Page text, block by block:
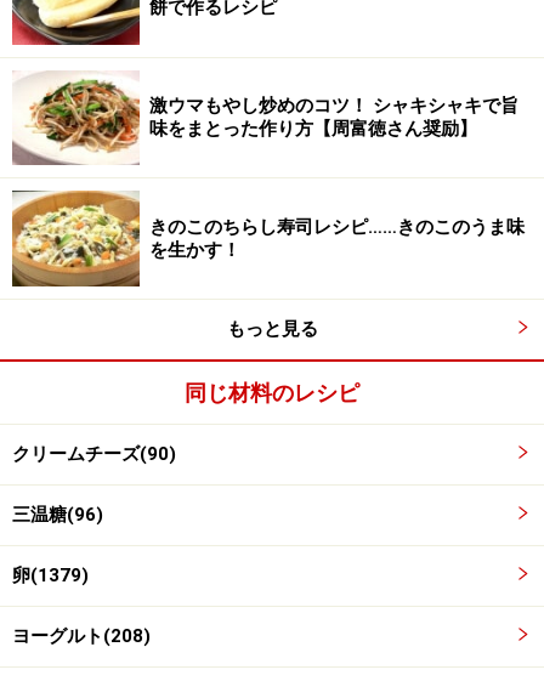
スイッチが切れたら内釜を取り出して、そのまま粗熱を
取る。
餅で作るレシピ
激ウマもやし炒めのコツ！ シャキシャキで旨
味をまとった作り方【周富徳さん奨励】
きのこのちらし寿司レシピ……きのこのうま味
を生かす！
もっと見る
同じ材料のレシピ
クリームチーズ(90)
三温糖(96)
卵(1379)
ヨーグルト(208)